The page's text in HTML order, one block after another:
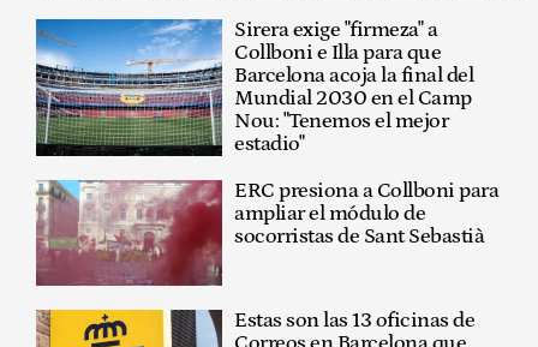
Sirera exige "firmeza" a
Collboni e Illa para que
Barcelona acoja la final del
Mundial 2030 en el Camp
Nou: "Tenemos el mejor
estadio"
ERC presiona a Collboni para
ampliar el módulo de
socorristas de Sant Sebastià
Estas son las 13 oficinas de